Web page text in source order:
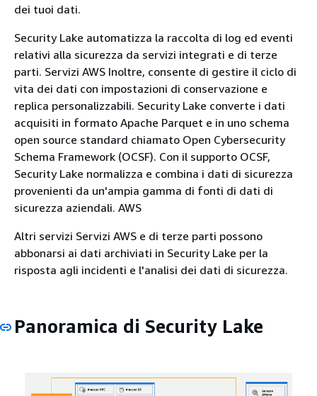
dei tuoi dati.
Security Lake automatizza la raccolta di log ed eventi
relativi alla sicurezza da servizi integrati e di terze
parti. Servizi AWS Inoltre, consente di gestire il ciclo di
vita dei dati con impostazioni di conservazione e
replica personalizzabili. Security Lake converte i dati
acquisiti in formato Apache Parquet e in uno schema
open source standard chiamato Open Cybersecurity
Schema Framework (OCSF). Con il supporto OCSF,
Security Lake normalizza e combina i dati di sicurezza
provenienti da un'ampia gamma di fonti di dati di
sicurezza aziendali. AWS
Altri servizi Servizi AWS e di terze parti possono
abbonarsi ai dati archiviati in Security Lake per la
risposta agli incidenti e l'analisi dei dati di sicurezza.
Panoramica di Security Lake